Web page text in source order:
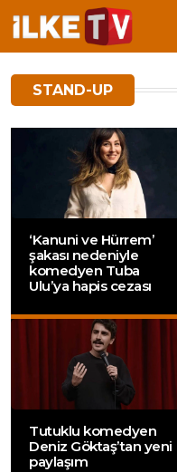
STAND-UP
‘Kanuni ve Hürrem’
şakası nedeniyle
komedyen Tuba
Ulu’ya hapis cezası
Tutuklu komedyen
Deniz Göktaş’tan yeni
paylaşım